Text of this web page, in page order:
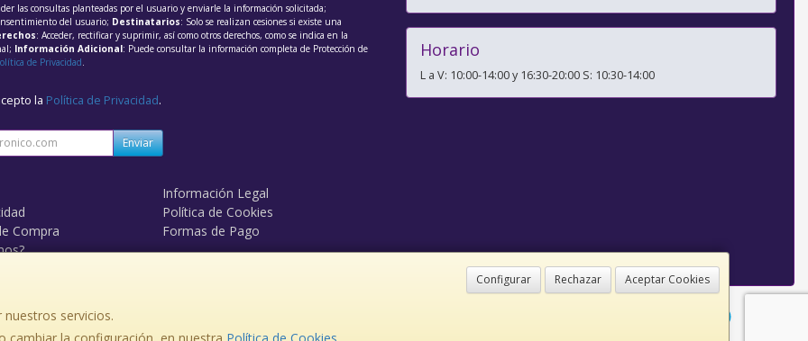
Configurar Rechazar Aceptar Cookies
servicios.
las consultas planteadas por el usuario y enviarle la información solicitada;
del usuario; Destinatarios: Solo se realizan cesiones si existe una
: Acceder, rectificar y suprimir, así como otros derechos, como se indica en la
Información Adicional: Puede consultar la información completa de Protección de
de Privacidad
la Política de Privacidad.
Enviar
Información Legal
Política de Cookies
Compra
Formas de Pago
Horario
L a V: 10:00-14:00 y 16:30-20:00 S: 10:30-14:00
, , , , España. - C.I.F.: B84095611 - Tfno: